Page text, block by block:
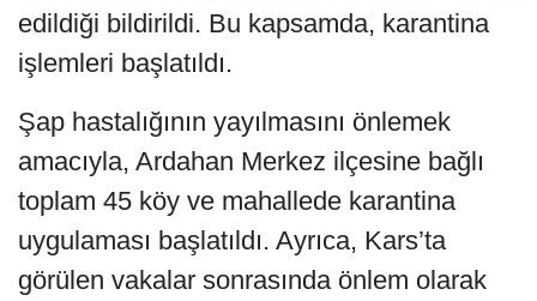
edildiği bildirildi. Bu kapsamda, karantina
işlemleri başlatıldı.
Şap hastalığının yayılmasını önlemek
amacıyla, Ardahan Merkez ilçesine bağlı
toplam 45 köy ve mahallede karantina
uygulaması başlatıldı. Ayrıca, Kars’ta
görülen vakalar sonrasında önlem olarak